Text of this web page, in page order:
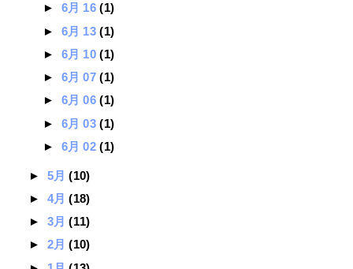
► 6月 16(1)
► 6月 13(1)
► 6月 10(1)
► 6月 07(1)
► 6月 06(1)
► 6月 03(1)
► 6月 02(1)
► 5月(10)
► 4月(18)
► 3月(11)
► 2月(10)